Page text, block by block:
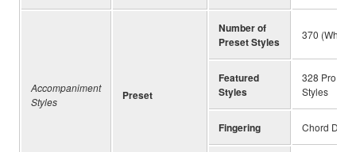
Accompaniment
Styles
Preset
Number of
Preset Styles
370 (When
Featured
Styles
328 Pro
Styles
Fingering Chord